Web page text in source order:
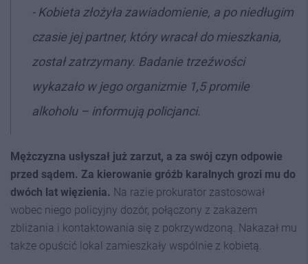
- Kobieta złożyła zawiadomienie, a po niedługim
czasie jej partner, który wracał do mieszkania,
został zatrzymany. Badanie trzeźwości
wykazało w jego organizmie 1,5 promile
alkoholu – informują policjanci.
Mężczyzna usłyszał już zarzut, a za swój czyn odpowie
przed sądem. Za kierowanie gróźb karalnych grozi mu do
dwóch lat więzienia. Na razie prokurator zastosował
wobec niego policyjny dozór, połączony z zakazem
zbliżania i kontaktowania się z pokrzywdzoną. Nakazał mu
także opuścić lokal zamieszkały wspólnie z kobietą.